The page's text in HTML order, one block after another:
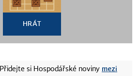
HRÁT
Přidejte si Hospodářské noviny mezi